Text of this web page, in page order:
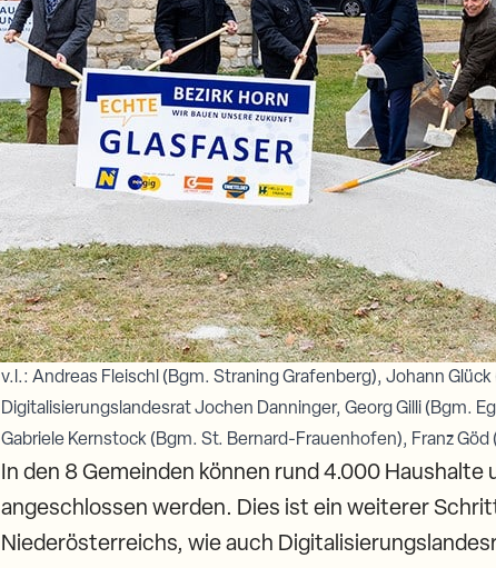
v.l.: Andreas Fleischl (Bgm. Straning Grafenberg), Johann
Digitalisierungslandesrat Jochen Danninger, Georg Gilli (Bgm.
Gabriele Kernstock (Bgm. St. Bernard-Frauenhofen), Franz
In den 8 Gemeinden können rund 4.000
angeschlossen werden. Dies ist ein weiterer
Niederösterreichs, wie auch